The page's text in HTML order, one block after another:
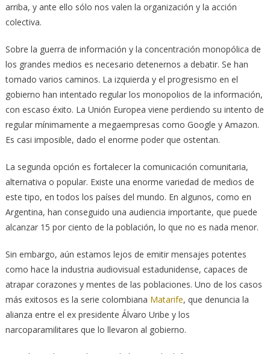
arriba, y ante ello sólo nos valen la organización y la acción
colectiva.
Sobre la guerra de información y la concentración monopólica de
los grandes medios es necesario detenernos a debatir. Se han
tomado varios caminos. La izquierda y el progresismo en el
gobierno han intentado regular los monopolios de la información,
con escaso éxito. La Unión Europea viene perdiendo su intento de
regular mínimamente a megaempresas como Google y Amazon.
Es casi imposible, dado el enorme poder que ostentan.
La segunda opción es fortalecer la comunicación comunitaria,
alternativa o popular. Existe una enorme variedad de medios de
este tipo, en todos los países del mundo. En algunos, como en
Argentina, han conseguido una audiencia importante, que puede
alcanzar 15 por ciento de la población, lo que no es nada menor.
Sin embargo, aún estamos lejos de emitir mensajes potentes
como hace la industria audiovisual estadunidense, capaces de
atrapar corazones y mentes de las poblaciones. Uno de los casos
más exitosos es la serie colombiana Matarife, que denuncia la
alianza entre el ex presidente Álvaro Uribe y los
narcoparamilitares que lo llevaron al gobierno.